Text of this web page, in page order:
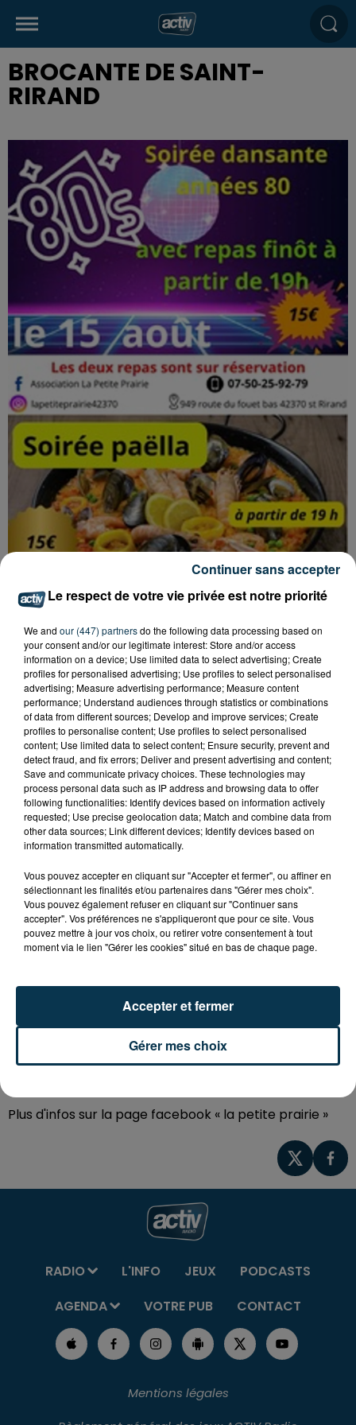
BROCANTE DE SAINT-
RIRAND
Brocante de Saint-Rirand
Crédit :Brocante de Saint-Rirand
Ajouter à votre calendrier
Date
du15 août 2024 à 10h00
au18 août 2024 à 18h00
Tarif Gratuit
Saint-Rirand vous accueille pour sa grande brocante
du 15 au 18 août.
Ne manquez pas la soirée d’ouverture le 15 août et la
soirée dansante avec une délicieuse Paella
Plus d'infos sur la page facebook « la petite prairie »
RADIO L'INFO JEUX
PODCASTS
AGENDA
VOTRE PUB CONTACT
Mentions légales
Le respect de votre vie privée est notre priorité
We and our (447) partnersdo the following data processing based on
your consent and/or our legitimate interest: Store and/or access
information on a device; Use limited data to select advertising; Create
profiles for personalised advertising; Use profiles to select personalised
advertising; Measure advertising performance; Measure content
performance; Understand audiences through statistics or combinations
of data from different sources; Develop and improve services; Create
profiles to personalise content; Use profiles to select personalised
content; Use limited data to select content; Ensure security, prevent and
detect fraud, and fix errors; Deliver and present advertising and content;
Save and communicate privacy choices. These technologies may
process personal data such as IP address and browsing data to offer
following functionalities: Identify devices based on information actively
requested; Use precise geolocation data; Match and combine data from
other data sources; Link different devices; Identify devices based on
information transmitted automatically.
Vous pouvez accepter en cliquant sur "Accepter et fermer", ou affiner en
sélectionnant les finalités et/ou partenaires dans "Gérer mes choix".
Vous pouvez également refuser en cliquant sur "Continuer sans
accepter". Vos préférences ne s'appliqueront que pour ce site. Vous
pouvez mettre à jour vos choix, ou retirer votre consentement à tout
moment via le lien "Gérer les cookies" situé en bas de chaque page.
Gérer mes choix
Accepter et fermer
Continuer sans accepter